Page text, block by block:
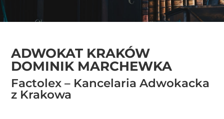
ADWOKAT KRAKÓW
DOMINIK MARCHEWKA
Factolex – Kancelaria Adwokacka
z Krakowa